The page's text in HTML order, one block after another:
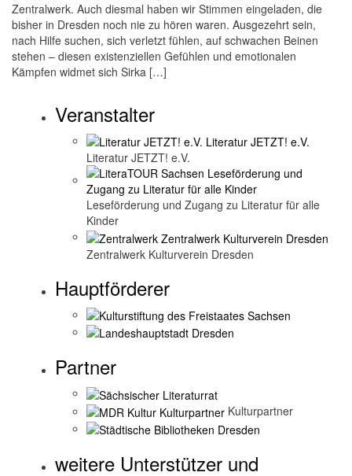
Zentralwerk. Auch diesmal haben wir Stimmen eingeladen, die
bisher in Dresden noch nie zu hören waren. Ausgezehrt sein,
nach Hilfe suchen, sich verletzt fühlen, auf schwachen Beinen
stehen – diesen existenziellen Gefühlen und emotionalen
Kämpfen widmet sich Sirka […]
Veranstalter
Literatur JETZT! e.V.
Leseförderung und Zugang zu Literatur für alle
Kinder
Zentralwerk Kulturverein Dresden
Hauptförderer
Partner
Kulturpartner
weitere Unterstützer und